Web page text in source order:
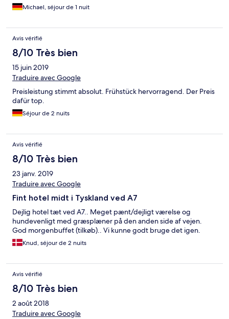
Michael, séjour de 1 nuit
Avis vérifié
8/10 Très bien
15 juin 2019
Traduire avec Google
Preisleistung stimmt absolut. Frühstück hervorragend. Der Preis
dafür top.
Séjour de 2 nuits
Avis vérifié
8/10 Très bien
23 janv. 2019
Traduire avec Google
Fint hotel midt i Tyskland ved A7
Dejlig hotel tæt ved A7.. Meget pænt/dejligt værelse og
hundevenligt med græsplæner på den anden side af vejen.
God morgenbuffet (tilkøb).. Vi kunne godt bruge det igen.
Knud, séjour de 2 nuits
Avis vérifié
8/10 Très bien
2 août 2018
Traduire avec Google